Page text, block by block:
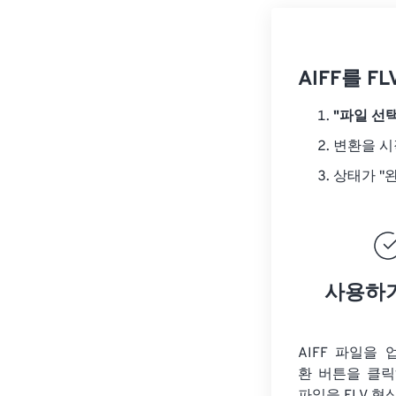
AIFF를
"파일 선
변환을
상태가 "
사용하
AIFF 파일을
환 버튼을 클